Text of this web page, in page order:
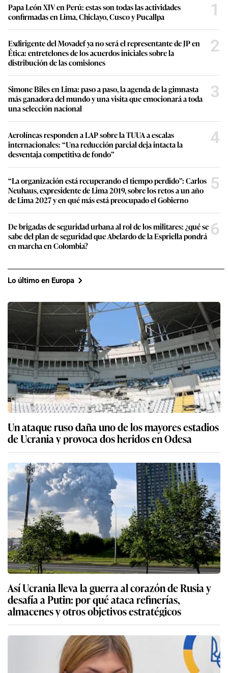
Papa León XIV en Perú: estas son todas las actividades
confirmadas en Lima, Chiclayo, Cusco y Pucallpa
1
Exdirigente del Movadef ya no será el representante de JP en
Ética: entretelones de los acuerdos iniciales sobre la
distribución de las comisiones
2
Simone Biles en Lima: paso a paso, la agenda de la gimnasta
más ganadora del mundo y una visita que emocionará a toda
una selección nacional
3
Aerolíneas responden a LAP sobre la TUUA a escalas
internacionales: “Una reducción parcial deja intacta la
desventaja competitiva de fondo”
4
“La organización está recuperando el tiempo perdido”: Carlos
Neuhaus, expresidente de Lima 2019, sobre los retos a un año
de Lima 2027 y en qué más está preocupado el Gobierno
5
De brigadas de seguridad urbana al rol de los militares: ¿qué se
sabe del plan de seguridad que Abelardo de la Espriella pondrá
en marcha en Colombia?
6
Lo último en Europa
Un ataque ruso daña uno de los mayores estadios
de Ucrania y provoca dos heridos en Odesa
Así Ucrania lleva la guerra al corazón de Rusia y
desafía a Putin: por qué ataca refinerías,
almacenes y otros objetivos estratégicos